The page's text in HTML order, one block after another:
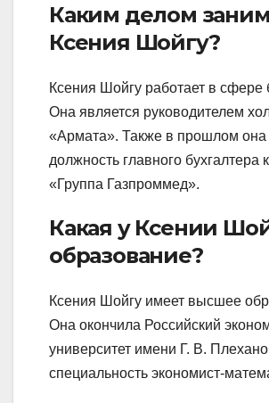
Каким делом
Ксения Шойгу?
Ксения Шойгу работает в сфере
Она является руководителем
«Армата». Также в прошлом она
должность главного бухгалтера
«Группа Газпроммед».
Какая у Ксении
образование?
Ксения Шойгу имеет высшее
Она окончила Российский
университет имени Г. В.
специальность экономист-